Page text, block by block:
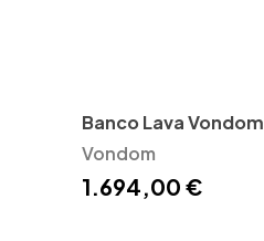
Banco Lava Vondom
Vondom
1.694,00 €